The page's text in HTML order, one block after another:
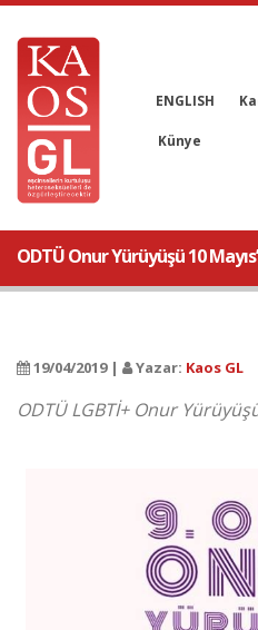
ENGLISH
Künye
ODTÜ Onur Yürüyüşü 10
19/04/2019 | Yazar: Kaos GL
ODTÜ LGBTİ+ Onur